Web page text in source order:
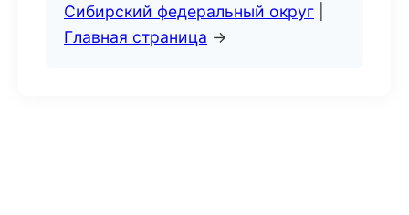
Сибирский федеральный округ
Главная страница →